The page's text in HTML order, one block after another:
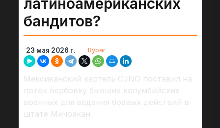
бандитов?
23 мая 2026 г. Rybar
Мексиканский картель CJNG поставил на
поток вербовку бывших колумбийских
военных для ведения боевых действий в
штате Мичоакан.